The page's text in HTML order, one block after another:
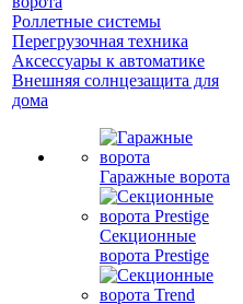
Роллетные системы
Перегрузочная техника
Аксессуары к автоматике
Внешняя солнцезащита для
дома
Гаражные ворота
Секционные
ворота Prestige